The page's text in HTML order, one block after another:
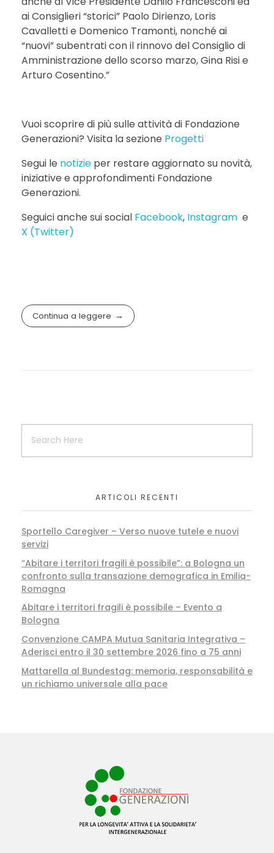
ai Consiglieri “storici” Paolo Dirienzo, Loris
Cavalletti e Domenico Tramonti, nonché ai
“nuovi” subentrati con il rinnovo del Consiglio di
Amministrazione dello scorso marzo, Gina Risi e
Arturo Cosentino.”
Vuoi scoprire di più sulle attività di Fondazione
Generazioni? Visita la sezione Progetti
Segui le notizie per restare aggiornato su novità,
iniziative e approfondimenti Fondazione
Generazioni.
Seguici anche sui social Facebook, Instagram e
X (Twitter)
Continua a leggere
ARTICOLI RECENTI
Sportello Caregiver – Verso nuove tutele e nuovi
servizi
“Abitare i territori fragili è possibile”: a Bologna un
confronto sulla transazione demografica in Emilia-
Romagna
Abitare i territori fragili è possibile – Evento a
Bologna
Convenzione CAMPA Mutua Sanitaria Integrativa –
Aderisci entro il 30 settembre 2026 fino a 75 anni
Mattarella al Bundestag: memoria, responsabilità e
un richiamo universale alla pace